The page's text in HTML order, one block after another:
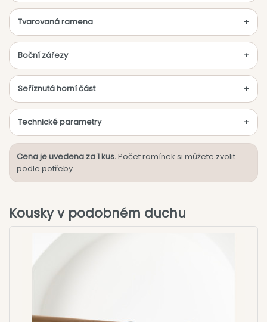
Tvarovaná ramena
Boční zářezy
Seříznutá horní část
Technické parametry
Cena je uvedena za 1 kus.Počet ramínek si můžete zvolit
podle potřeby.
Kousky v podobném duchu